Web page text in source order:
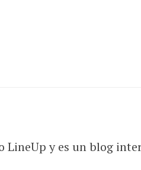
LineUp y es un blog